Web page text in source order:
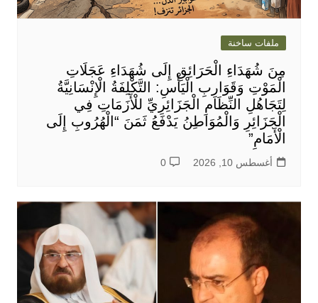
ملفات ساخنة
مِنَ شُهَدَاءِ الْحَرَائِقِ إِلَى شُهَدَاءِ عَجَلَاتِ
الْمَوْتِ وَقَوَارِبِ الْيَأْسِ: التَّكْلِفَةُ الْإِنْسَانِيَّةُ
لِتَجَاهُلِ النِّظَامِ الْجَزَائِرِيِّ للْأَزَمَاتِ فِي
الْجَزَائِرِ وَالْمُوَاطِنُ يَدْفَعُ ثَمَنَ “الْهُرُوبِ إِلَى
الْأَمَامِ”
أغسطس 10, 2026 0